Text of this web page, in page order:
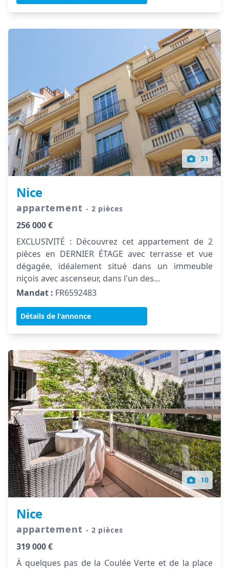
31
Nice
appartement - 2 pièces
256 000 €
EXCLUSIVITÉ : Découvrez cet appartement de 2
pièces en DERNIER ÉTAGE avec terrasse et vue
dégagée, idéalement situé dans un immeuble
niçois avec ascenseur, dans l'un des...
Mandat : FR6592483
Détails de l'annonce
10
Nice
appartement - 2 pièces
319 000 €
À quelques pas de la Coulée Verte et de la place